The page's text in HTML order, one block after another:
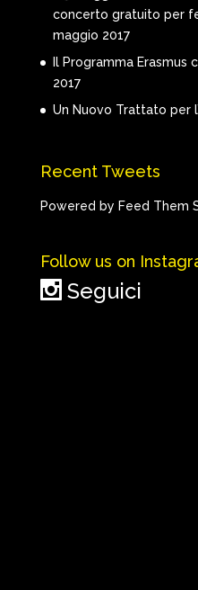
concerto gratuito per
maggio 2017
Il Programma Erasmus
2017
Un Nuovo Trattato per
Recent Tweets
Powered by Feed Them
Follow us on
Seguici